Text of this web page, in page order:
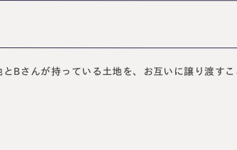
Bさんが持っている土地を、お互いに譲り渡す